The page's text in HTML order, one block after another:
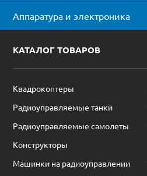
Аппаратура и электроника
КАТАЛОГ ТОВАРОВ
Квадрокоптеры
Радиоуправляемые танки
Радиоуправляемые самолеты
Конструкторы
Машинки на радиоуправлении